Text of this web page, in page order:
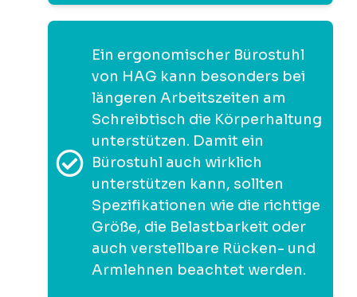
Ein ergonomischer Bürostuhl
von HAG kann besonders bei
längeren Arbeitszeiten am
Schreibtisch die Körperhaltung
unterstützen. Damit ein
Bürostuhl auch wirklich
unterstützen kann, sollten
Spezifikationen wie die richtige
Größe, die Belastbarkeit oder
auch verstellbare Rücken- und
Armlehnen beachtet werden.